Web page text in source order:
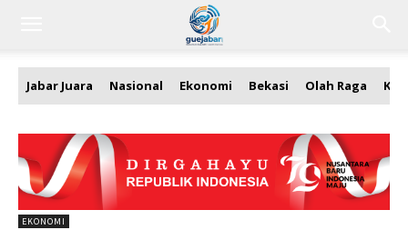
Jabar Juara Nasional Ekonomi Bekasi Olah Raga
EKONOMI